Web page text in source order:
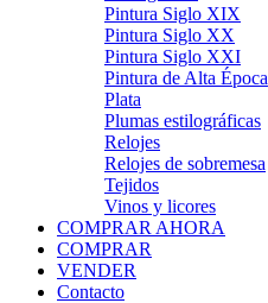
Pintura Siglo XIX
Pintura Siglo XX
Pintura Siglo XXI
Pintura de Alta Época
Plata
Plumas estilográficas
Relojes
Relojes de sobremesa
Tejidos
Vinos y licores
COMPRAR AHORA
COMPRAR
VENDER
Contacto